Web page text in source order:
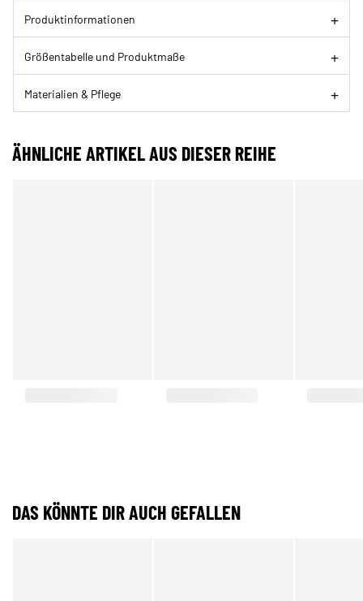
Produktinformationen
Größentabelle und Produktmaße
Materialien & Pflege
ÄHNLICHE ARTIKEL AUS DIESER REIHE
DAS KÖNNTE DIR AUCH GEFALLEN